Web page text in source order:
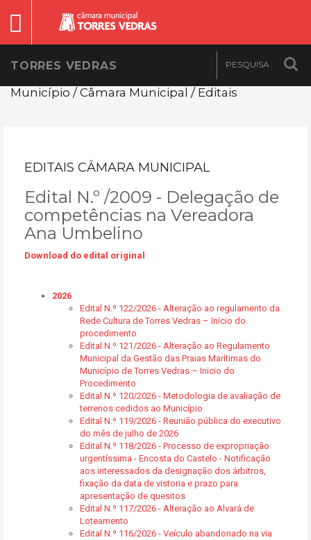
TORRES VEDRAS
Município / Câmara Municipal / Editais
EDITAIS CÂMARA MUNICIPAL
Edital N.º /2009 - Delegação de
competências na Vereadora
Ana Umbelino
Download do edital original
2026
Edital N.º 122/2026 - Alteração ao regulamento da
Rede Cultura de Torres Vedras – Início do
procedimento
Edital N.º 121/2026 - Alteração ao Regulamento
Municipal da Gestão das Praias Marítimas do
Município de Torres Vedras – Inicio do
Procedimento
Edital N.º 120/2026 - Metodologia de avaliação de
terrenos cedidos ao Município
Edital N.º 119/2026 - Reunião pública do executivo
do mês de julho de 2026
Edital N.º 118/2026 - Processo de expropriação
urgentíssima - Encosta do Castelo - Notificação
aos interessados da designação dos árbitros,
fixação da data de vistoria e prazo para
apresentação de quesitos
Edital N.º 117/2026 - Alteração ao Alvará de
Loteamento
Edital N.º 116/2026 - Veículo abandonado na via